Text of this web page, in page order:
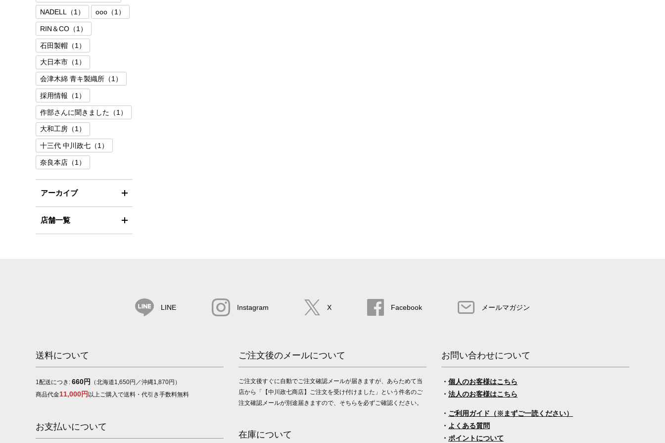
NADELL（1） ooo（1）
RIN＆CO（1）
石田製帽（1）
大日本市（1）
会津木綿 青キ製織所（1）
採用情報（1）
作部さんに聞きました（1）
大和工房（1）
十三代 中川政七（1）
奈良本店（1）
アーカイブ
店舗一覧
LINE Instagram X Facebook メールマガジン
送料について
1配送につき: 660円
（北海道1,650円／沖縄1,870円）
商品代金11,000円 以上ご購入で送料・代引き手数料無料
お支払いについて
ご注文後のメールについて
ご注文後すぐに自動でご注文確認メールが届きますが、あらためて当
店から「【中川政七商店】ご注文を受け付けました」という件名のご
注文確認メールが別途届きますので、そちらを必ずご確認ください。
在庫について
お問い合わせについて
・ 個人のお客様はこちら
・ 法人のお客様はこちら
・ ご利用ガイド（※まずご一読ください）
・ よくある質問
・ ポイントについて